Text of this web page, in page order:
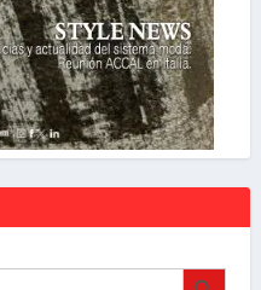
BOTÓN DE